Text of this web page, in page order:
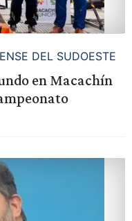
DEL SUDOESTE
en Macachín